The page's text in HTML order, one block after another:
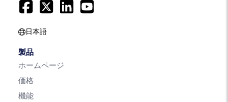
日本語
製品
ホームページ
価格
機能